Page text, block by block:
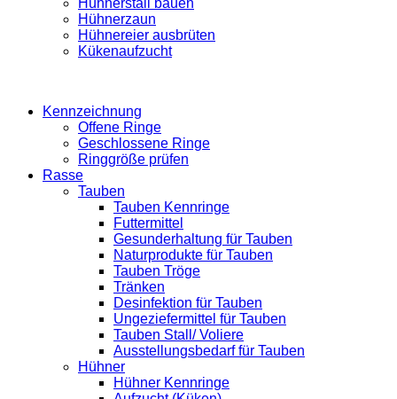
Hühnerstall bauen
Hühnerzaun
Hühnereier ausbrüten
Kükenaufzucht
Kennzeichnung
Offene Ringe
Geschlossene Ringe
Ringgröße prüfen
Rasse
Tauben
Tauben Kennringe
Futtermittel
Gesunderhaltung für Tauben
Naturprodukte für Tauben
Tauben Tröge
Tränken
Desinfektion für Tauben
Ungeziefermittel für Tauben
Tauben Stall/ Voliere
Ausstellungsbedarf für Tauben
Hühner
Hühner Kennringe